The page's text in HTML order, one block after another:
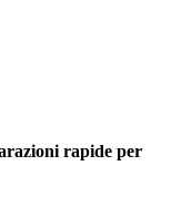
rapide per